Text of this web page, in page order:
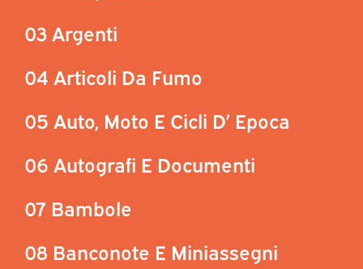
03 Argenti
04 Articoli Da Fumo
05 Auto, Moto E Cicli D’ Epoca
06 Autografi E Documenti
07 Bambole
08 Banconote E Miniassegni